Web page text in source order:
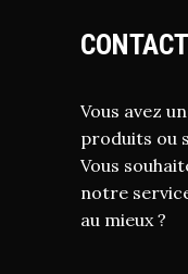
Vous avez
produits ou
Vous
notre
au mieux ?